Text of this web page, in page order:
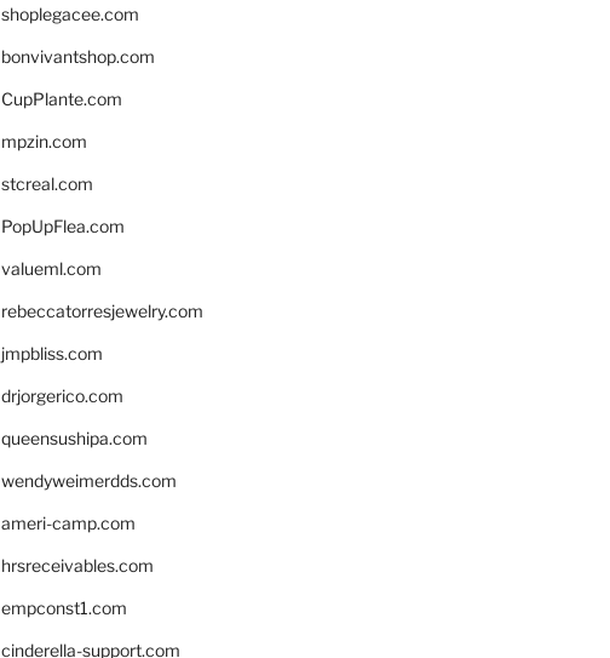
shoplegacee.com
bonvivantshop.com
CupPlante.com
mpzin.com
stcreal.com
PopUpFlea.com
valueml.com
rebeccatorresjewelry.com
jmpbliss.com
drjorgerico.com
queensushipa.com
wendyweimerdds.com
ameri-camp.com
hrsreceivables.com
empconst1.com
cinderella-support.com